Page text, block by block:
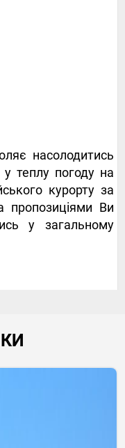
насолодитись
у теплу погоду на
курорту за
пропозиціями Ви
у загальному